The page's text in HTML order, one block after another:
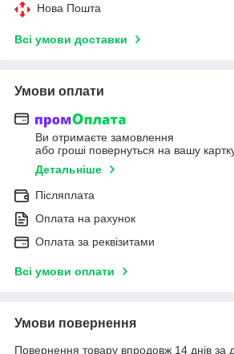
Нова Пошта
Всі умови доставки
Умови оплати
Ви отримаєте замовлення
або гроші повернуться на вашу
Детальніше
Післяплата
Оплата на рахунок
Оплата за реквізитами
Всі умови оплати
Умови повернення
Повернення товару впродовж 14 днів за